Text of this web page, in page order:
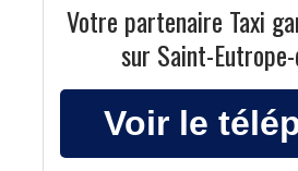
Votre partenaire Taxi
sur Saint-